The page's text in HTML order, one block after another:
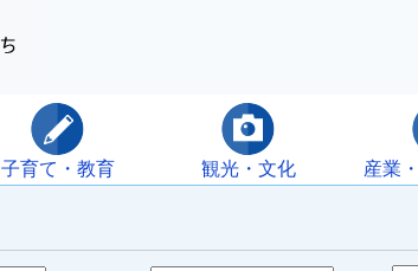
子育て・教育 観光・文化 産業